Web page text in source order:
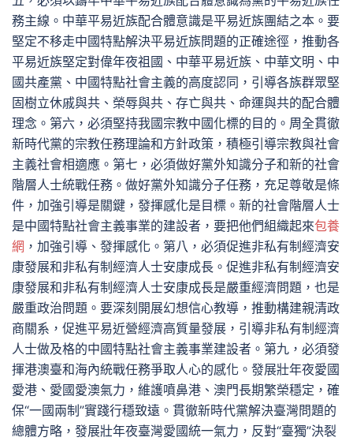
務主線。中華平易近族配合體意識是平易近族團結之本。要
堅定不移走中國特點解決平易近族問題的正確途徑，推動各
平易近族堅定對偉年夜祖國、中華平易近族、中華文明、中
國共產黨、中國特點社會主義的高度認同，引導各族群眾堅
固樹立休戚與共、榮辱與共、存亡與共、命運與共的配合體
理念。第六，必須堅持我國宗教中國化標的目的。周全貫徹
新時代黨的宗教任務理論和方針政策，積極引導宗教與社會
主義社會相適應。第七，必須做好黨外知識分子和新的社會
階層人士統戰任務。做好黨外知識分子任務，充足尊敬是條
件，加強引導是關鍵，發揮感化是目標。新的社會階層人士
是中國特點社會主義事業的建設者，要把他們組織起來包養
網 ，加強引導、發揮感化。第八，必須促進非私有制經濟安
康發展和非私有制經濟人士安康成長。促進非私有制經濟安
康發展和非私有制經濟人士安康成長是嚴重經濟問題，也是
嚴重政治問題。要深刻開展幻想信心教導，推動構建親清政
商關系，促進平易近營經濟高質量發展，引導非私有制經濟
人士做及格的中國特點社會主義事業建設者。第九，必須發
揮港澳臺和海內統戰任務爭取人心的感化。發展壯年夜愛國
愛港、愛國愛澳氣力，維護噴鼻港、澳門長期繁榮穩定，確
保“一國兩制”實踐行穩致遠。貫徹新時代黨解決臺灣問題的
總體方略，發展壯年夜臺灣愛國統一氣力，反對“臺獨”決裂